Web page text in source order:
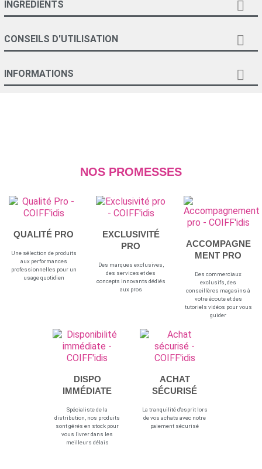
INGRÉDIENTS 
CONSEILS D'UTILISATION 
INFORMATIONS 
NOS PROMESSES
QUALITÉ PRO
Une sélection de produits
aux performances
professionnelles pour un
usage quotidien
EXCLUSIVITÉ
PRO
Des marques exclusives,
des services et des
concepts innovants dédiés
aux pros
ACCOMPAGNE
MENT PRO
Des commerciaux
exclusifs, des
conseillères magasins à
votre écoute et des
tutoriels vidéos pour vous
guider
DISPO
IMMÉDIATE
Spécialiste de la
distribution, nos produits
sont gérés en stock pour
vous livrer dans les
meilleurs délais
ACHAT
SÉCURISÉ
La tranquilité d'esprit lors
de vos achats avec notre
paiement sécurisé